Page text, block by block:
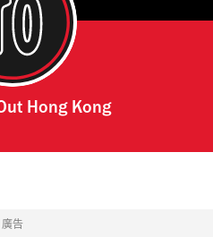
Hong Kong
廣告